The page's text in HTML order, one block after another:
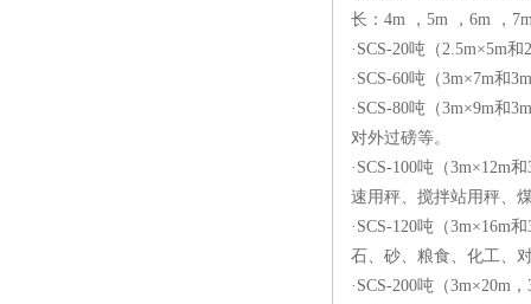
长：4m ，5m ，6m ，
·SCS-20吨（2.5m×5m
·SCS-60吨（3m×7m和
·SCS-80吨（3m×9m和
对外过磅等。
·SCS-100吨（3m×12m
速用秤、搅拌站用秤、
·SCS-120吨（3m×16m
石、砂、粮食、化工、
·SCS-200吨（3m×20m